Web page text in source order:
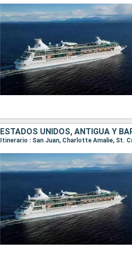
ESTADOS UNIDOS, ANTIGUA Y
Itinerario : San Juan, Charlotte Amalie, St.